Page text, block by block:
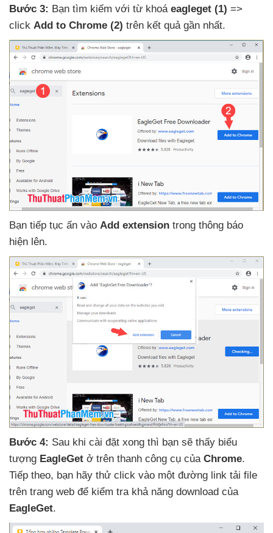
Bước 3: Bạn tìm kiếm với từ khoá eagleget (1) =>
click Add to Chrome (2) trên kết quả gần nhất.
Bạn tiếp tục ấn vào Add extension trong thông báo
hiện lên.
Bước 4: Sau khi cài đặt xong thì bạn sẽ thấy biểu
tượng EagleGet ở trên thanh công cụ của Chrome.
Tiếp theo, bạn hãy thử click vào một đường link tải file
trên trang web để kiểm tra khả năng download của
EagleGet.